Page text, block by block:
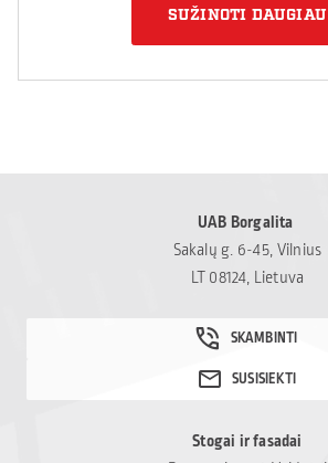
SUŽINOTI DAUGIAU
UAB Borgalita
Sakalų g. 6-45, Vilnius
LT 08124, Lietuva
Stogai ir fasadai